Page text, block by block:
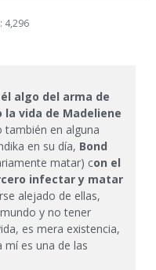
4,296
algo del arma de
vida de Madeliene
también en alguna
en su día, Bond
matar) con el
infectar y matar
alejado de ellas,
y no tener
es mera existencia,
mí es una de las